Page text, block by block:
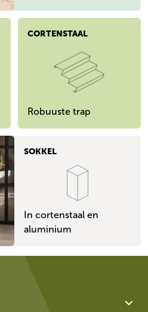
CORTENSTAAL
Robuuste trap
SOKKEL
In cortenstaal en
aluminium